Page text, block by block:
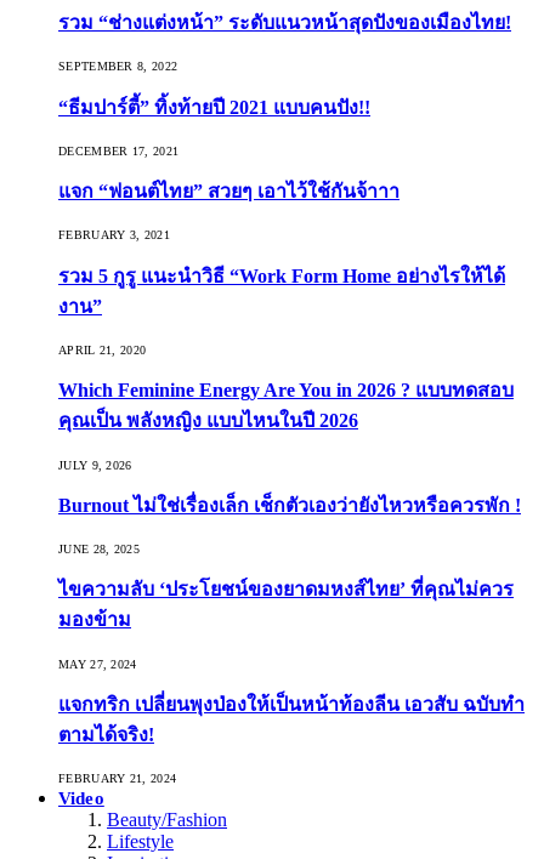
รวม “ช่างแต่งหน้า” ระดับแนวหน้าสุดปังของเมืองไทย!
SEPTEMBER 8, 2022
“ธีมปาร์ตี้” ทิ้งท้ายปี 2021 แบบคนปัง!!
DECEMBER 17, 2021
แจก “ฟอนต์ไทย” สวยๆ เอาไว้ใช้กันจ้าาา
FEBRUARY 3, 2021
รวม 5 กูรู แนะนำวิธี “Work Form Home อย่างไรให้ได้
งาน”
APRIL 21, 2020
Which Feminine Energy Are You in 2026 ? แบบทดสอบ
คุณเป็น พลังหญิง แบบไหนในปี 2026
JULY 9, 2026
Burnout ไม่ใช่เรื่องเล็ก เช็กตัวเองว่ายังไหวหรือควรพัก !
JUNE 28, 2025
ไขความลับ ‘ประโยชน์ของยาดมหงส์ไทย’ ที่คุณไม่ควร
มองข้าม
MAY 27, 2024
แจกทริก เปลี่ยนพุงป่องให้เป็นหน้าท้องลีน เอวสับ ฉบับทำ
ตามได้จริง!
FEBRUARY 21, 2024
Video
Beauty/Fashion
Lifestyle